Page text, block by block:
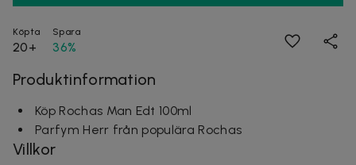
Köpta
20+
Spara
36%
Produktinformation
Köp Rochas Man Edt 100ml
Parfym Herr från populära Rochas
Villkor